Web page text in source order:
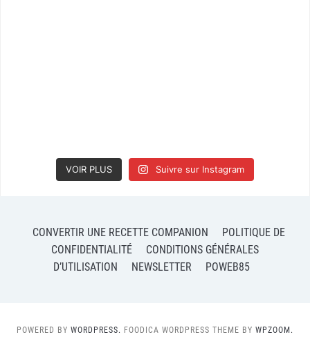
VOIR PLUS Suivre sur Instagram
CONVERTIR UNE RECETTE COMPANION
POLITIQUE DE
CONFIDENTIALITÉ
CONDITIONS GÉNÉRALES
D’UTILISATION
NEWSLETTER POWEB85
POWERED BY WORDPRESS. FOODICA WORDPRESS THEME BY WPZOOM.